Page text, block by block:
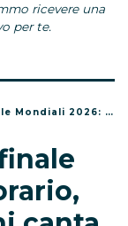
ricevere una
per te.
orario, dove vederlo e chi canta